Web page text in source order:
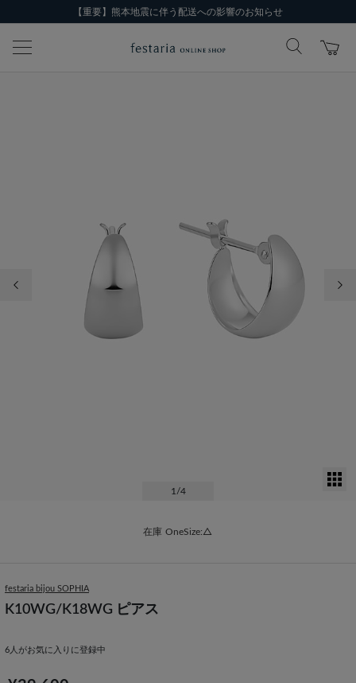
【重要】熊本地震に伴う配送への影響のお知らせ
1 /4
在庫 OneSize:△
festaria bijou SOPHIA
K10WG/K18WG ピアス
6 人がお気に入りに登録中